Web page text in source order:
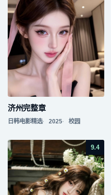
济州完整章
日韩电影精选 2025 校园
9.4